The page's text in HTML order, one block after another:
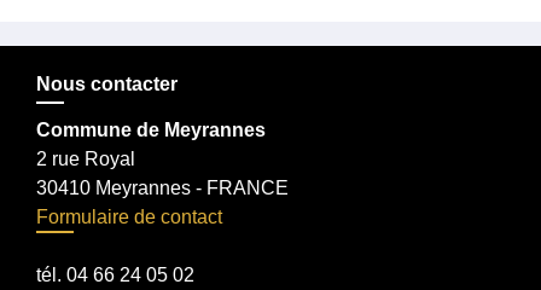
Nous contacter
Commune de Meyrannes
2 rue Royal
30410 Meyrannes - FRANCE
Formulaire de contact
tél. 04 66 24 05 02